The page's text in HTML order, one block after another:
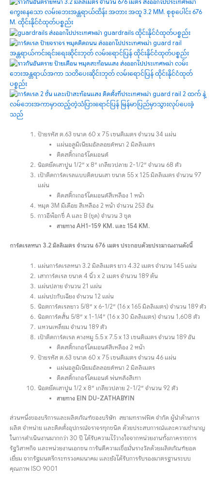
ป้ายรหัส ต.63 ขนาด 60 x 75 เซนติเมตร จำนวน 34 แผ่น
แผ่นอลูมิเนียมอัลลอยด์หนา 2 มิลลิเมตร
ติดสติ๊กเกอร์ไดมอนด์
น๊อตยึดเสาปูน 1/2″ x 8″ เกลียวปลาย 2-1/2″ จำนวน 68 ตัว
เป้าติดการ์ดเรลแบบติดบนเสา ขนาด 55 x 125 มิลลิเมตร จำนวน 97
แผ่น
ติดสติ๊กเกอร์ไดมอนด์สีเหลือง 1 หน้า
หมุด 3M มีเดือย สีเหลือง 2 หน้า จำนวน 253 อัน
กาวอีพ็อกซี่ A และ B (ชุด) จำนวน 3 ชุด
สายทาง AH1-159 KM. และ 154 KM.
การ์ดเรลหนา 3.2 มิลลิเมตร จำนวน 676 เมตร ประกอบด้วยประมาณงานดังนี้
แผ่นการ์ดเรลหนา 3.2 มิลลิเมตร ยาว 4.32 เมตร จำนวน 145 แผ่น
เสาการ์ดเรล ขนาด 4 นิ้ว x 2 เมตร จำนวน 189 ต้น
แผ่นปลาย จำนวน 21 แผ่น
แผ่นปะกับเฉียง จำนวน 12 แผ่น
น๊อตการ์ดเรลยาว 5/8″ x 6-1/2″ (16 x 165 มิลลิเมตร) จำนวน 189 ตัว
น๊อตการ์ดสั้น 5/8″ x 1-1/4″ (16 x 30 มิลลิเมตร) จำนวน 1,608 ตัว
แหวนเหลี่ยม จำนวน 189 ตัว
เป้าติดการ์ดเรล คางหมู 5.5 x 7.5 x 13 เซนติเมตร จำนวน 189 อัน
ติดสติ๊กเกอร์ไดมอนด์สีเหลือง 2 หน้า
ป้ายรหัส ต.63 ขนาด 60 x 75 เซนติเมตร จำนวน 46 แผ่น
แผ่นอลูมิเนียมอัลลอยด์หนา 2 มิลลิเมตร
ติดสติ๊กเกอร์ไดมอนด์ พ่นหลังสีเทา
น๊อตยึดเสาปูน 1/2 x 8″ เกลียวปลาย 2-1/2″ จำนวน 92 ตัว
สายทาง EIN DU-ZATHABYIN
ส่วนหนึ่งของบริการและผลิตภัณฑ์ของบริษัท สยามทราฟฟิค จำกัด ผู้นำด้านการ
ผลิต จำหน่าย และติดตั้งอุปกรณ์จราจรทุกชนิด ด้วยประสบการณ์และความชำนาญ
ในการดำเนินงานมากกว่า 30 ปี ได้รับความไว้วางใจจากหน่วยงานทั้งภาคราชการ
รัฐวิสาหกิจ และหน่วยงานเอกชน การันตีความเชื่อมั่นรางวัลด้วยผลิตภัณฑ์ยอด
เยี่ยม จากรัฐมนตรีกระทรวงคมนาคม และยังได้รับการรับรองมาตรฐานระบบ
คุณภาพ ISO 9001